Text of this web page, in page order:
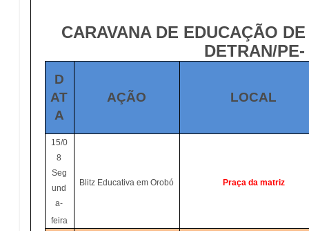
CARAVANA DE EDUCAÇÃO
DETRAN/PE-
D
AT
A
AÇÃO LOCAL
15/0
8
Seg
und
a-
feira
Blitz Educativa em Orobó Praça da matriz